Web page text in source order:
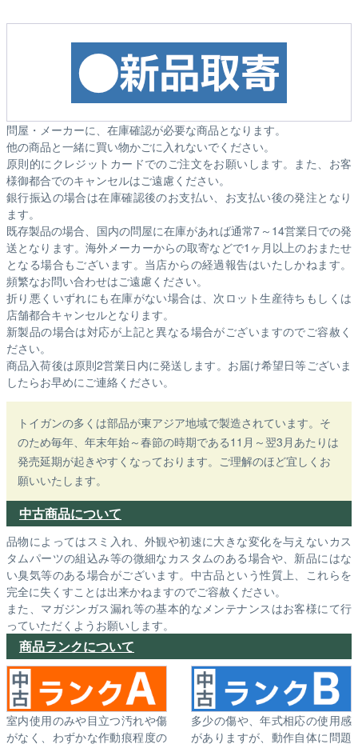
問屋・メーカーに、在庫確認が必要な商品となります。
他の商品と一緒に買い物かごに入れないでください。
原則的にクレジットカードでのご注文をお願いします。また、お客
様御都合でのキャンセルはご遠慮ください。
銀行振込の場合は在庫確認後のお支払い、お支払い後の発注となり
ます。
既存製品の場合、国内の問屋に在庫があれば通常7～14営業日での発
送となります。海外メーカーからの取寄などで1ヶ月以上のおまたせ
となる場合もございます。 当店からの経過報告はいたしかねます。
頻繁なお問い合わせはご遠慮ください。
折り悪くいずれにも在庫がない場合は、次ロット生産待ちもしくは
店舗都合キャンセルとなります。
新製品の場合は対応が上記と異なる場合がございますのでご容赦く
ださい。
商品入荷後は原則2営業日内に発送します。お届け希望日等ございま
したらお早めにご連絡ください。
トイガンの多くは部品が東アジア地域で製造されています。そ
のため毎年、年末年始～春節の時期である11月～翌3月あたりは
発売延期が起きやすくなっております。ご理解のほど宜しくお
願いいたします。
中古商品について
品物によってはスミ入れ、外観や初速に大きな変化を与えないカス
タムパーツの組込み等の微細なカスタムのある場合や、新品にはな
い臭気等のある場合がございます。中古品という性質上、これらを
完全に失くすことは出来かねますのでご容赦ください。
また、マガジンガス漏れ等の基本的なメンテナンスはお客様にて行
っていただくようお願いします。
商品ランクについて
室内使用のみや目立つ汚れや傷
がなく、わずかな作動痕程度の
多少の傷や、年式相応の使用感
がありますが、動作自体に問題